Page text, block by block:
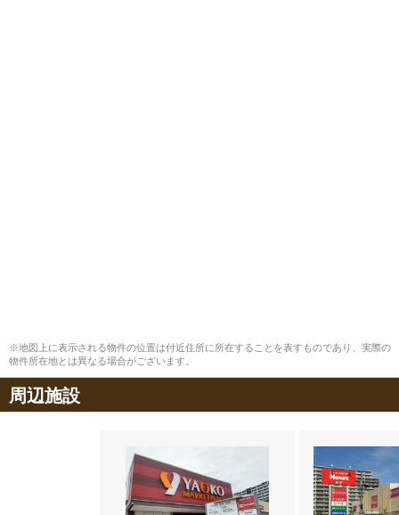
※地図上に表示される物件の位置は付近住所に所在することを表すものであり、実際の
物件所在地とは異なる場合がございます。
周辺施設